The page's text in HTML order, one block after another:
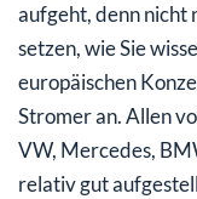
aufgeht, denn nicht
setzen, wie Sie
europäischen
Stromer an. Allen
VW, Mercedes,
relativ gut